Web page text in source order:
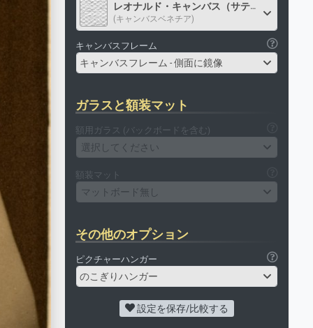
レオナルド・キャンバス（サテン）
(キャンバスベネチア)
キャンバスフレーム
キャンバスフレーム - 側面に鏡像
ガラスと額装マット
額用ガラス (バックボードを含む)
選択してください
額装マット
マットボード無し
その他のオプション
ピクチャーハンガー
のこぎりハンガー
設定を保存/比較する